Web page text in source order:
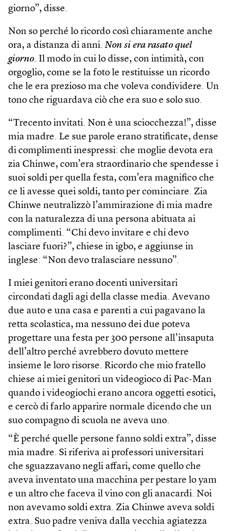
giorno”, disse.
Non so perché lo ricordo così chiaramente anche
ora, a distanza di anni. Non si era rasato quel
giorno. Il modo in cui lo disse, con intimità, con
orgoglio, come se la foto le restituisse un ricordo
che le era prezioso ma che voleva condividere. Un
tono che riguardava ciò che era suo e solo suo.
“Trecento invitati. Non è una sciocchezza!”, disse
mia madre. Le sue parole erano stratificate, dense
di complimenti inespressi: che moglie devota era
zia Chinwe, com’era straordinario che spendesse i
suoi soldi per quella festa, com’era magnifico che
ce li avesse quei soldi, tanto per cominciare. Zia
Chinwe neutralizzò l’ammirazione di mia madre
con la naturalezza di una persona abituata ai
complimenti. “Chi devo invitare e chi devo
lasciare fuori?”, chiese in igbo, e aggiunse in
inglese: “Non devo tralasciare nessuno”.
I miei genitori erano docenti universitari
circondati dagli agi della classe media. Avevano
due auto e una casa e parenti a cui pagavano la
retta scolastica, ma nessuno dei due poteva
progettare una festa per 300 persone all’insaputa
dell’altro perché avrebbero dovuto mettere
insieme le loro risorse. Ricordo che mio fratello
chiese ai miei genitori un videogioco di Pac-Man
quando i videogiochi erano ancora oggetti esotici,
e cercò di farlo apparire normale dicendo che un
suo compagno di scuola ne aveva uno.
“È perché quelle persone fanno soldi extra”, disse
mia madre. Si riferiva ai professori universitari
che sguazzavano negli affari, come quello che
aveva inventato una macchina per pestare lo yam
e un altro che faceva il vino con gli anacardi. Noi
non avevamo soldi extra. Zia Chinwe aveva soldi
extra. Suo padre veniva dalla vecchia agiatezza